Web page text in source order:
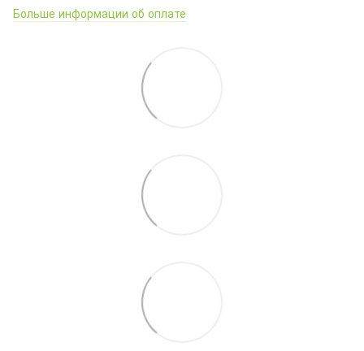
Больше информации об оплате